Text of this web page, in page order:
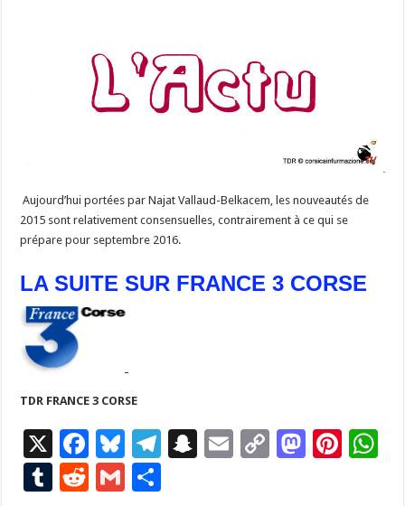
Aujourd’hui portées par Najat Vallaud-Belkacem, les nouveautés de
2015 sont relativement consensuelles, contrairement à ce qui se
prépare pour septembre 2016.
LA SUITE SUR FRANCE 3 CORSE
TDR FRANCE 3 CORSE
X
F
ac
Bl
u
T
S
E
C
M Pi
T
R
G